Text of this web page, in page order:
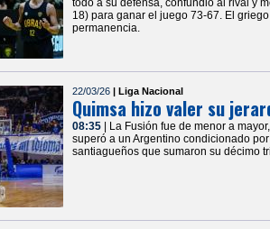
todo a su defensa, confundió al rival y
18) para ganar el juego 73-67. El
permanencia.
22/03/26 | Liga Nacional
Quimsa hizo valer su
08:35
| La Fusión fue de menor a
superó a un Argentino condicionado
santiagueños que sumaron su décimo